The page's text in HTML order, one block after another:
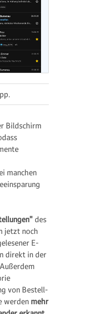
Bildschirm
manchen
des
jetzt noch
E-
direkt in der
von Bestell-
werden mehr